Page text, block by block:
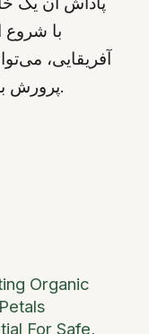
با شروع
آفریقایی،
پرورش باغ‌های گلدار داخلی را کسب کرد.
Organic
For Safe,